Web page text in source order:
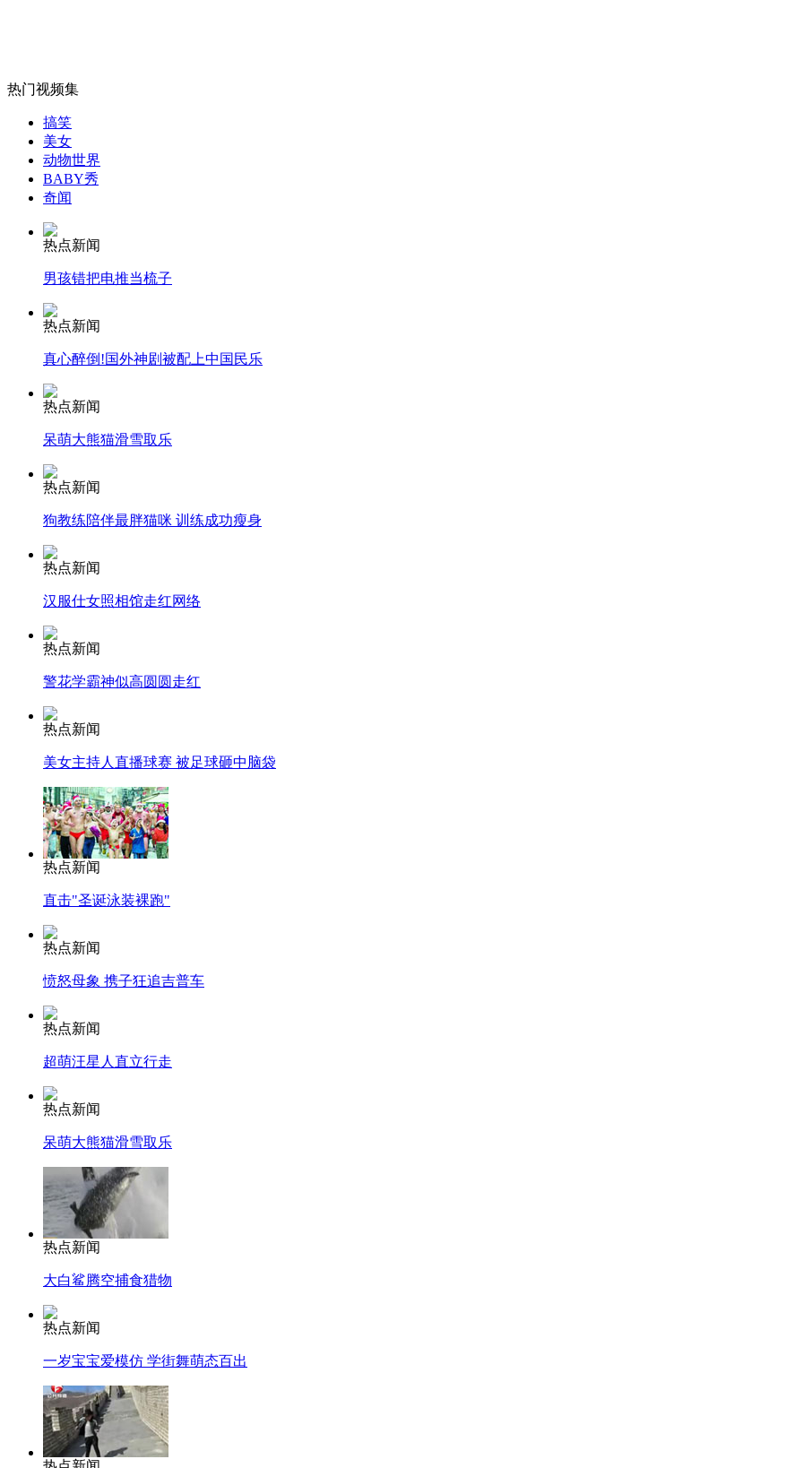
外交部：反对强权政治霸凌主义
外交部：有关国家言论片面不公正
安徽一实载49人客车翻车
消防员救轻生者
司机酒驾遇交警 急速倒车逃窜
热门视频集
搞笑
美女
动物世界
BABY秀
奇闻
热点新闻
男孩错把电推当梳子
热点新闻
真心醉倒!国外神剧被配上中国民乐
热点新闻
呆萌大熊猫滑雪取乐
热点新闻
狗教练陪伴最胖猫咪 训练成功瘦身
热点新闻
汉服仕女照相馆走红网络
热点新闻
警花学霸神似高圆圆走红
热点新闻
美女主持人直播球赛 被足球砸中脑袋
热点新闻
直击"圣诞泳装裸跑"
热点新闻
愤怒母象 携子狂追吉普车
热点新闻
超萌汪星人直立行走
热点新闻
呆萌大熊猫滑雪取乐
热点新闻
大白鲨腾空捕食猎物
热点新闻
一岁宝宝爱模仿 学街舞萌态百出